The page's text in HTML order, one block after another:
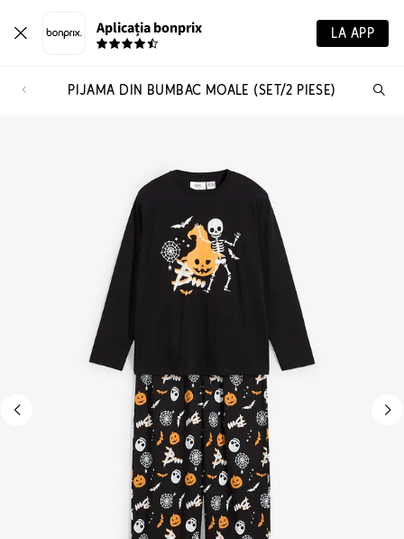
Aplicația bonprix LA APP
PIJAMA DIN BUMBAC MOALE (SET/2 PIESE)